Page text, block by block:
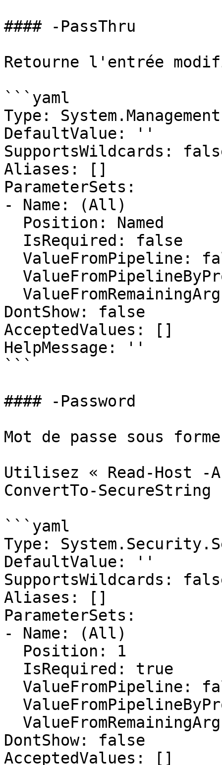
#### -PassThru
Retourne l'entrée
```yaml
Type:
DefaultValue: ''
SupportsWildcards:
Aliases: []
ParameterSets:
- Name: (All)
DontShow: false
AcceptedValues: []
HelpMessage: ''
```
#### -Password
Mot de passe sous
Utilisez « Read-Host -
ConvertTo-SecureString
```yaml
Type:
DefaultValue: ''
SupportsWildcards:
Aliases: []
ParameterSets:
- Name: (All)
DontShow: false
AcceptedValues: []